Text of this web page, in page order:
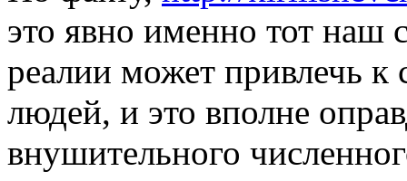
это явно именно тот наш
реалии может привлечь к
людей, и это вполне
внушительного